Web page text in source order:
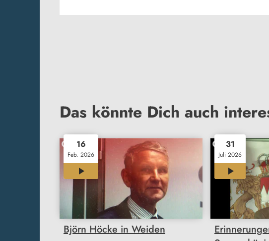
Das könnte Dich auch
16
Feb. 2026
Björn Höcke in Weiden
31
Juli 2026
04:55